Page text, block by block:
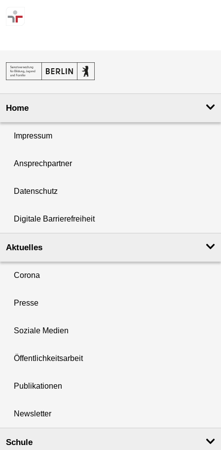
Home
Impressum
Ansprechpartner
Datenschutz
Digitale Barrierefreiheit
Aktuelles
Corona
Presse
Soziale Medien
Öffentlichkeitsarbeit
Publikationen
Newsletter
Schule